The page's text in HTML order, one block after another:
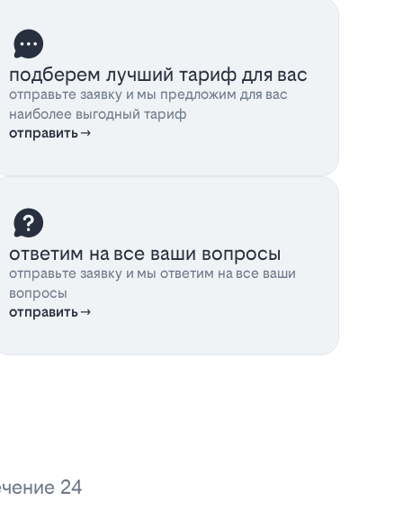
подберем лучший тариф для вас
отправьте заявку и мы предложим для вас
наиболее выгодный тариф
отправить
ответим на все ваши вопросы
отправьте заявку и мы ответим на все ваши
вопросы
отправить
24